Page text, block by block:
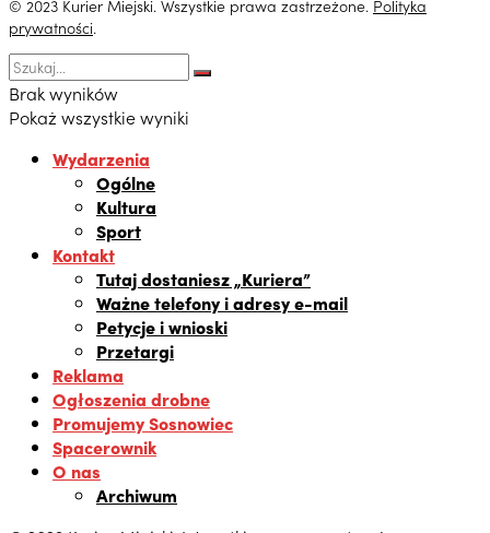
© 2023 Kurier Miejski. Wszystkie prawa zastrzeżone. Polityka
prywatności.
Brak wyników
Pokaż wszystkie wyniki
Wydarzenia
Ogólne
Kultura
Sport
Kontakt
Tutaj dostaniesz „Kuriera”
Ważne telefony i adresy e-mail
Petycje i wnioski
Przetargi
Reklama
Ogłoszenia drobne
Promujemy Sosnowiec
Spacerownik
O nas
Archiwum